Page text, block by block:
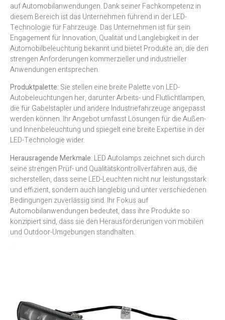
auf Automobilanwendungen. Dank seiner Fachkompetenz in
diesem Bereich ist das Unternehmen führend in der LED-
Technologie für Fahrzeuge. Das Unternehmen ist für sein
Engagement für Innovation, Qualität und Langlebigkeit in der
Automobilbeleuchtung bekannt und bietet Produkte an, die den
strengen Anforderungen kommerzieller und industrieller
Anwendungen entsprechen.
Produktpalette: Sie stellen eine breite Palette von LED-
Autobeleuchtungen her, darunter Arbeits- und Flutlichtlampen,
die für Gabelstapler und andere Industriefahrzeuge angepasst
werden können. Ihr Angebot umfasst Lösungen für die Außen-
und Innenbeleuchtung und spiegelt eine breite Expertise in der
LED-Technologie wider.
Herausragende Merkmale: LED Autolamps zeichnet sich durch
seine strengen Prüf- und Qualitätskontrollverfahren aus, die
sicherstellen, dass seine LED-Leuchten nicht nur leistungsstark
und effizient, sondern auch langlebig und unter verschiedenen
Bedingungen zuverlässig sind. Ihr Fokus auf
Automobilanwendungen bedeutet, dass ihre Produkte so
konzipiert sind, dass sie den Herausforderungen von mobilen
und Outdoor-Umgebungen standhalten.